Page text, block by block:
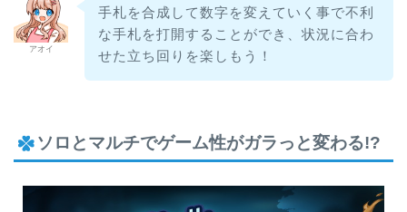
アオイ
手札を合成して数字を変えていく事で不利
な手札を打開することができ、状況に合わ
せた立ち回りを楽しもう！
ソロとマルチでゲーム性がガラっと変わる!?